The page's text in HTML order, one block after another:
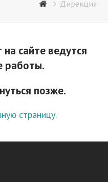
Дирекция
сайте ведутся
работы.
позже.
страницу.